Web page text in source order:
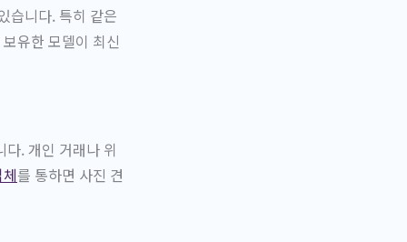
습니다. 특히 같은
유한 모델이 최신
. 개인 거래나 위
를 통하면 사진 견